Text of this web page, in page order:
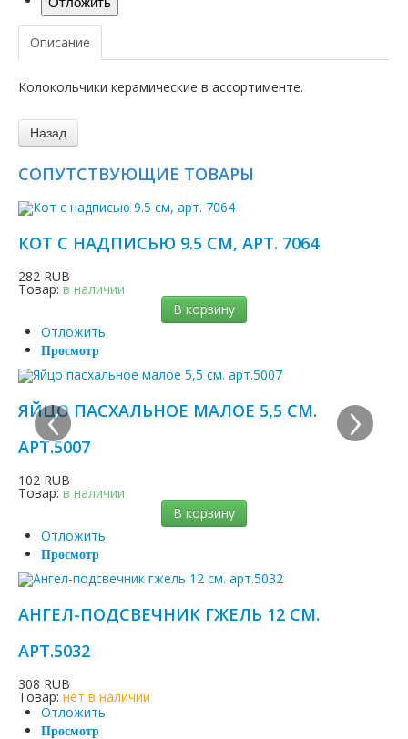
Описание
Колокольчики керамические в ассортименте.
СОПУТСТВУЮЩИЕ ТОВАРЫ
КОТ С НАДПИСЬЮ 9.5 СМ, АРТ. 7064
282 RUB
Товар: в наличии
В корзину
Отложить
Просмотр
ЯЙЦО ПАСХАЛЬНОЕ МАЛОЕ 5,5 СМ.
АРТ.5007
102 RUB
Товар: в наличии
В корзину
Отложить
Просмотр
АНГЕЛ-ПОДСВЕЧНИК ГЖЕЛЬ 12 СМ.
АРТ.5032
308 RUB
Товар: нет в наличии
Отложить
Просмотр
‹ ›